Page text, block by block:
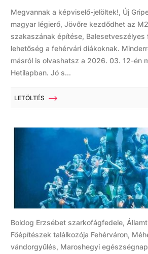
Megvannak a képviselő-jelöltek!, Új
magyar légierő, Jövőre kezdődhet az
szakaszának építése,
lehetőség a fehérvári diákoknak.
másról is olvashatsz a 2026. 03. 12-én
Hetilapban. Jó s...
LETÖLTÉS
Boldog Erzsébet szarkofágfedele,
Főépítészek találkozója Fehérváron,
vándorgyűlés, Maroshegyi